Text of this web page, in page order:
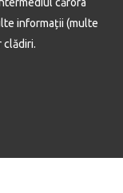
informații (multe
clădiri.